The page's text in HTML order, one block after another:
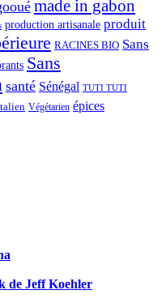
made in gabon
production artisanale produit
RACINES BIO Sans
Sans
santé Sénégal TUTI TUTI
Végétarien épices
de Jeff Koehler